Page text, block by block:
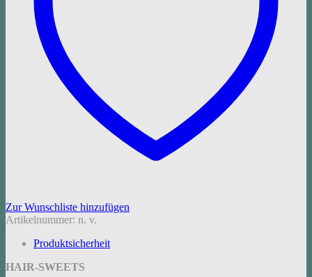
Zur Wunschliste hinzufügen
Artikelnummer: n. v.
Produktsicherheit
HAIR-SWEETS